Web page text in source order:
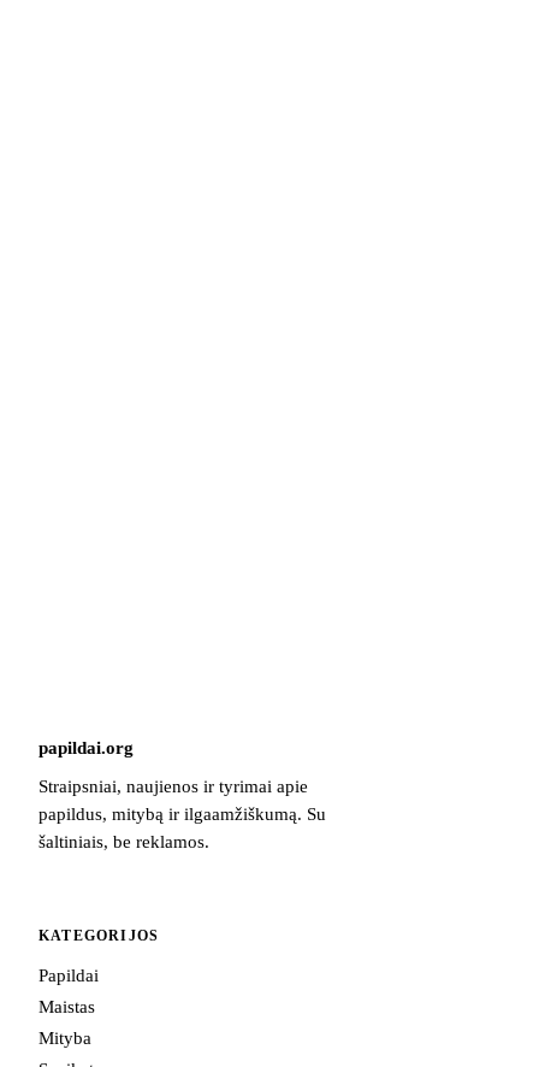
papildai.org
Straipsniai, naujienos ir tyrimai apie
papildus, mitybą ir ilgaamžiškumą. Su
šaltiniais, be reklamos.
KATEGORIJOS
Papildai
Maistas
Mityba